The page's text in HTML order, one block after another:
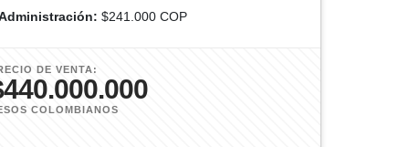
$241.000 COP
DE VENTA:
COLOMBIANOS